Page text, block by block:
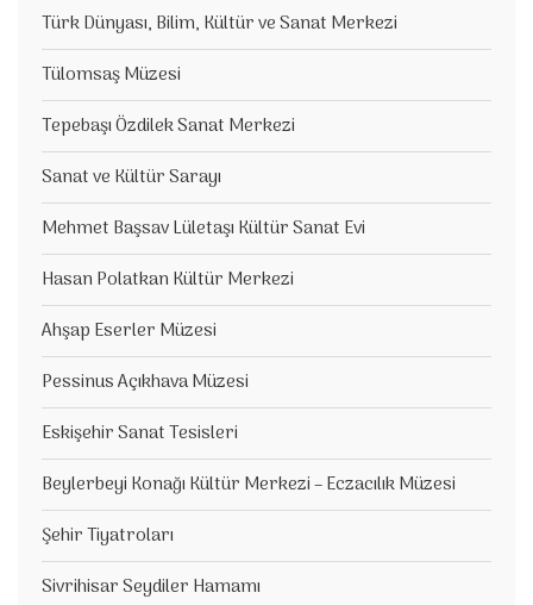
Türk Dünyası, Bilim, Kültür ve Sanat Merkezi
Tülomsaş Müzesi
Tepebaşı Özdilek Sanat Merkezi
Sanat ve Kültür Sarayı
Mehmet Başsav Lületaşı Kültür Sanat Evi
Hasan Polatkan Kültür Merkezi
Ahşap Eserler Müzesi
Pessinus Açıkhava Müzesi
Eskişehir Sanat Tesisleri
Beylerbeyi Konağı Kültür Merkezi – Eczacılık Müzesi
Şehir Tiyatroları
Sivrihisar Seydiler Hamamı